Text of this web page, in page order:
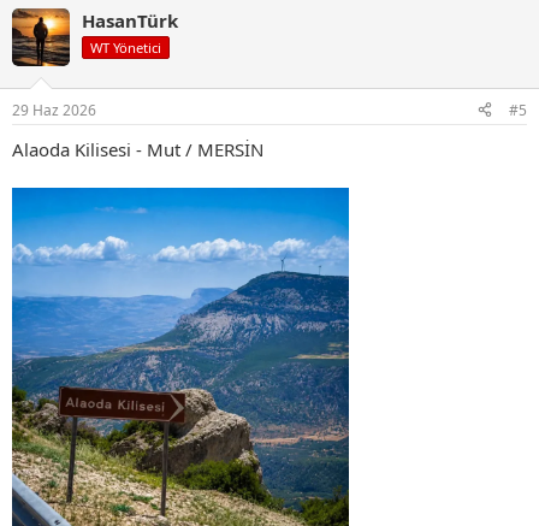
k
i
l
:
HasanTürk
WT Yönetici
29 Haz 2026 #5
Alaoda Kilisesi - Mut / MERSİN